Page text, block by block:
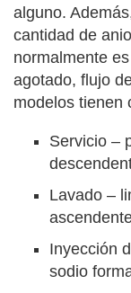
alguno.
cantidad de
normalmente
agotado, flujo
modelos tienen
Servicio –
Lavado –
Inyección
sodio